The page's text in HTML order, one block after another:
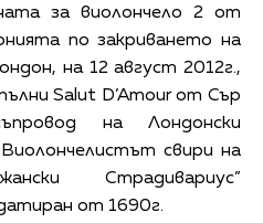
за виолончело 2 от
по закриването на
на 12 август 2012г.,
Salut D’Amour от Сър
на Лондонски
свири на
Страдивариус”
от 1690г.